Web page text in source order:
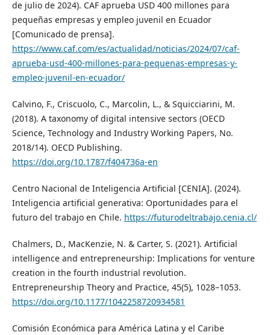
de julio de 2024). CAF aprueba USD 400 millones para
pequeñas empresas y empleo juvenil en Ecuador
[Comunicado de prensa].
https://www.caf.com/es/actualidad/noticias/2024/07/caf-
aprueba-usd-400-millones-para-pequenas-empresas-y-
empleo-juvenil-en-ecuador/
Calvino, F., Criscuolo, C., Marcolin, L., & Squicciarini, M.
(2018). A taxonomy of digital intensive sectors (OECD
Science, Technology and Industry Working Papers, No.
2018/14). OECD Publishing.
https://doi.org/10.1787/f404736a-en
Centro Nacional de Inteligencia Artificial [CENIA]. (2024).
Inteligencia artificial generativa: Oportunidades para el
futuro del trabajo en Chile. https://futurodeltrabajo.cenia.cl/
Chalmers, D., MacKenzie, N. & Carter, S. (2021). Artificial
intelligence and entrepreneurship: Implications for venture
creation in the fourth industrial revolution.
Entrepreneurship Theory and Practice, 45(5), 1028–1053.
https://doi.org/10.1177/1042258720934581
Comisión Económica para América Latina y el Caribe